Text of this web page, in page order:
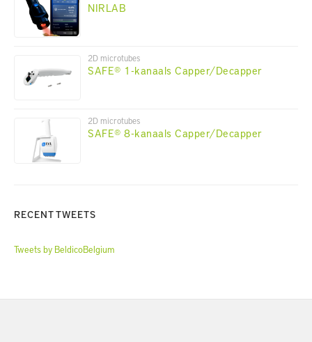
NIRLAB
2D microtubes
SAFE® 1-kanaals Capper/Decapper
2D microtubes
SAFE® 8-kanaals Capper/Decapper
RECENT TWEETS
Tweets by BeldicoBelgium